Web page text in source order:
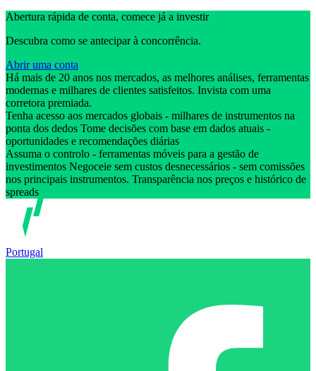
Abertura rápida de conta, comece já a investir
Descubra como se antecipar à concorrência.
Abrir uma conta
Há mais de 20 anos nos mercados, as melhores análises, ferramentas
modernas e milhares de clientes satisfeitos. Invista com uma
corretora premiada.
Tenha acesso aos mercados globais - milhares de instrumentos na
ponta dos dedos Tome decisões com base em dados atuais -
oportunidades e recomendações diárias
Assuma o controlo - ferramentas móveis para a gestão de
investimentos Negoceie sem custos desnecessários - sem comissões
nos principais instrumentos. Transparência nos preços e histórico de
spreads
Portugal